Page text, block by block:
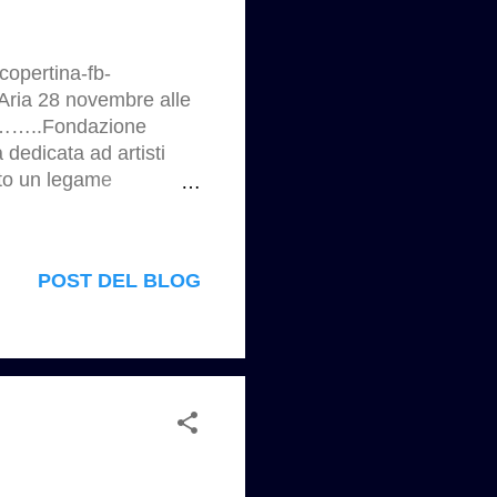
fb-
28 novembre alle
dedicata ad artisti
un legame
incontreranno
che ha dedicato la
e arti applicate. La
POST DEL BLOG